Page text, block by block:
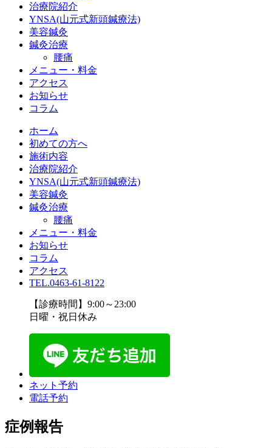
治療院紹介
YNSA(山元式新頭鍼療法)
美容鍼灸
鍼灸治療
腰痛
メニュー・料金
アクセス
お知らせ
コラム
ホーム
初めての方へ
施術内容
治療院紹介
YNSA(山元式新頭鍼療法)
美容鍼灸
鍼灸治療
腰痛
メニュー・料金
お知らせ
コラム
アクセス
TEL.0463-61-8122
【診療時間】9:00～23:00
日曜・祝日休み
ネット予約
電話予約
症例報告